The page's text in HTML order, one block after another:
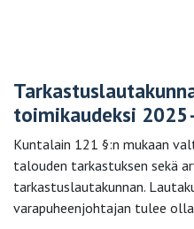
toimikaudeksi
Kuntalain 121 §:n mukaan
talouden tarkastuksen sekä
tarkastuslautakunnan.
varapuheenjohtajan tulee